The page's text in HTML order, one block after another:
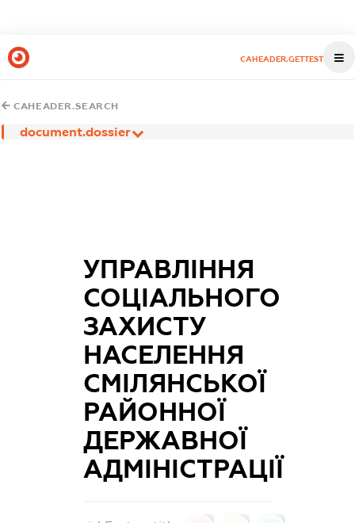
CAHEADER.GETTEST
CAHEADER.SEARCH
document.dossier
УПРАВЛІННЯ
СОЦІАЛЬНОГО
ЗАХИСТУ
НАСЕЛЕННЯ
СМІЛЯНСЬКОЇ
РАЙОННОЇ
ДЕРЖАВНОЇ
АДМІНІСТРАЦІЇ